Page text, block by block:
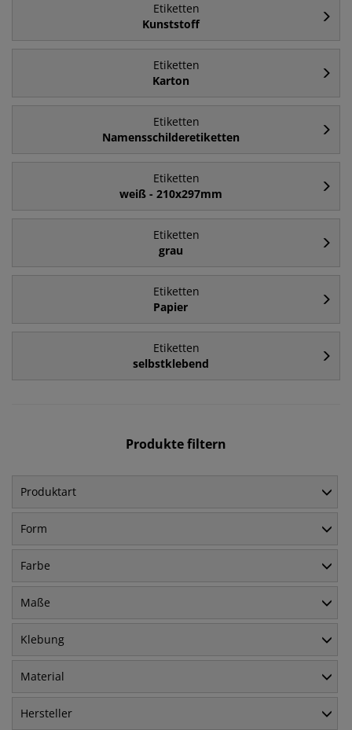
Etiketten
Kunststoff
Etiketten
Karton
Etiketten
Namensschilderetiketten
Etiketten
weiß - 210x297mm
Etiketten
grau
Etiketten
Papier
Etiketten
selbstklebend
Produkte filtern
Produktart
Form
Farbe
Maße
Klebung
Material
Hersteller